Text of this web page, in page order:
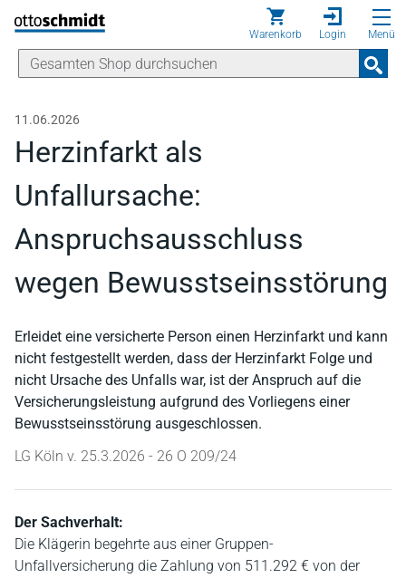
Direkt zum Inhalt
Warenkorb Login Menü
11.06.2026
Herzinfarkt als
Unfallursache:
Anspruchsausschluss
wegen Bewusstseinsstörung
Erleidet eine versicherte Person einen Herzinfarkt und kann
nicht festgestellt werden, dass der Herzinfarkt Folge und
nicht Ursache des Unfalls war, ist der Anspruch auf die
Versicherungsleistung aufgrund des Vorliegens einer
Bewusstseinsstörung ausgeschlossen.
LG Köln v. 25.3.2026 - 26 O 209/24
Der Sachverhalt:
Die Klägerin begehrte aus einer Gruppen-
Unfallversicherung die Zahlung von 511.292 € von der